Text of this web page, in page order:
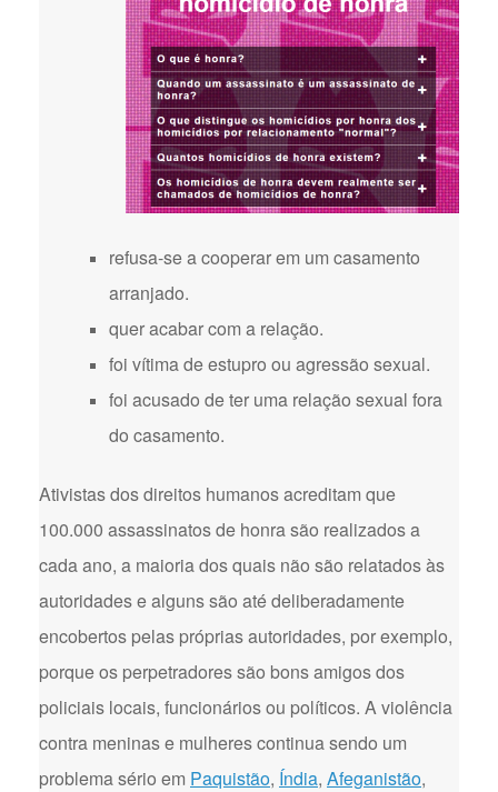
refusa-se a cooperar em um casamento
arranjado.
quer acabar com a relação.
foi vítima de estupro ou agressão sexual.
foi acusado de ter uma relação sexual fora
do casamento.
Ativistas dos direitos humanos acreditam que
100.000 assassinatos de honra são realizados a
cada ano, a maioria dos quais não são relatados às
autoridades e alguns são até deliberadamente
encobertos pelas próprias autoridades, por exemplo,
porque os perpetradores são bons amigos dos
policiais locais, funcionários ou políticos. A violência
contra meninas e mulheres continua sendo um
problema sério em Paquistão, Índia, Afeganistão,